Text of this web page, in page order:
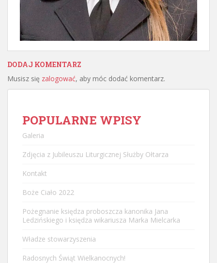
DODAJ KOMENTARZ
Musisz się zalogować, aby móc dodać komentarz.
POPULARNE WPISY
Galeria
Zdjęcia z Jubileuszu Liturgicznej Służby Ołtarza
Kontakt
Boże Ciało 2022
Pożegnanie księdza proboszcza kanonika Jana
Ledzińskiego i księdza wikariusza Marka Mielcarka
Władze stowarzyszenia
Radosnych Świąt Wielkanocnych!